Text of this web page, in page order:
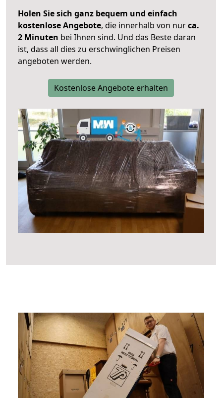
Holen Sie sich ganz bequem und einfach
kostenlose Angebote, die innerhalb von nurca.
2 Minuten bei Ihnen sind. Und das Beste daran
ist, dass all dies zu erschwinglichen Preisen
angeboten werden.
Kostenlose Angebote erhalten